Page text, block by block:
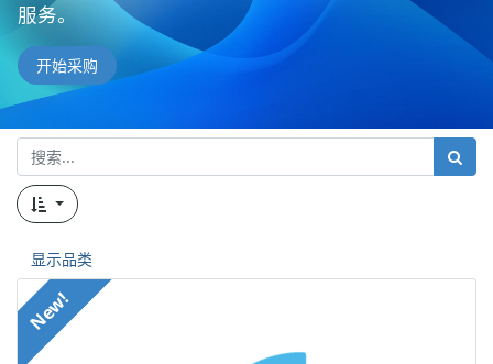
服务。
开始采购
显示品类
New!